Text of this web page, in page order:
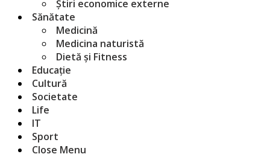
Știri economice externe
Sănătate
Medicină
Medicina naturistă
Dietă și Fitness
Educație
Cultură
Societate
Life
IT
Sport
Close Menu